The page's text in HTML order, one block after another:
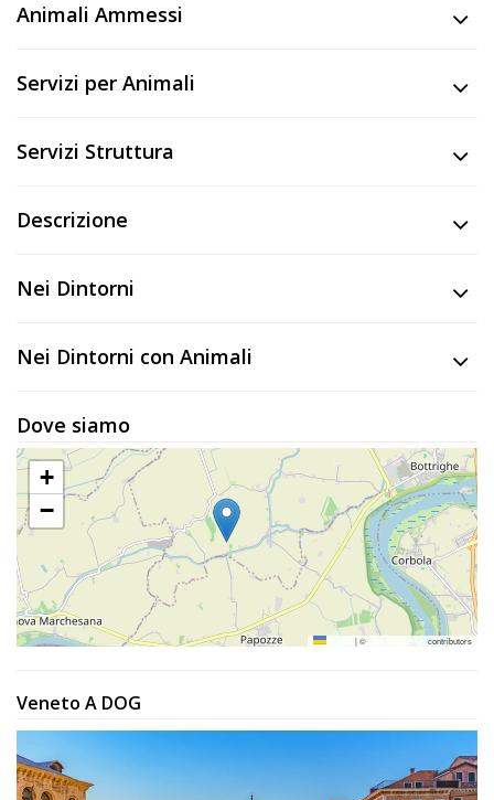
SCONTO
Video
con
Inserisci
Attività
Accedi
Registrati
Animali Ammessi
Servizi per Animali
Servizi Struttura
Descrizione
Nei Dintorni
Nei Dintorni con Animali
Dove siamo
+
−
|© contributors
Veneto A DOG